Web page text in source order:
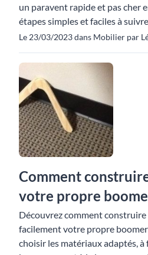
un paravent rapide et pas cher
étapes simples et faciles à
Le 23/03/2023 dans Mobilier par
Comment
votre propre
Découvrez comment construire
facilement votre propre
choisir les matériaux adaptés,